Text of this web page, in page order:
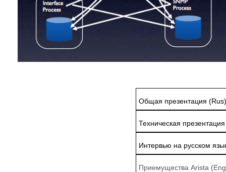
Общая презентация (Rus)
Техническая
Интервью на русском
Приемущества Arista